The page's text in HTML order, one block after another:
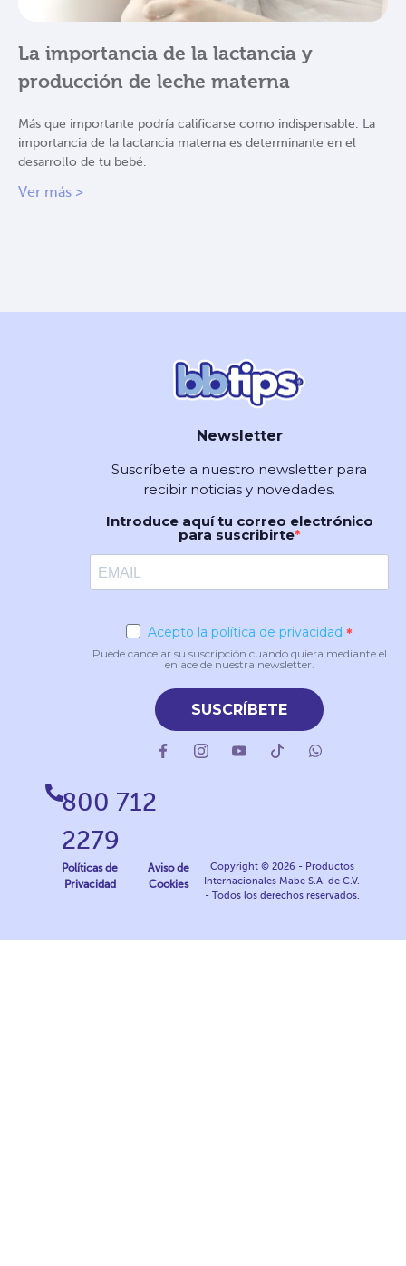
La importancia de la lactancia y
producción de leche materna
Más que importante podría calificarse como indispensable. La
importancia de la lactancia materna es determinante en el
desarrollo de tu bebé.
Ver más >
Newsletter
Suscríbete a nuestro newsletter para
recibir noticias y novedades.
Introduce aquí tu correo electrónico
para suscribirte
Acepto la política de privacidad
Puede cancelar su suscripción cuando quiera mediante el
enlace de nuestra newsletter.
SUSCRÍBETE
800 712
2279
Políticas de
Privacidad
Aviso de
Cookies
Copyright © 2026 - Productos
Internacionales Mabe S.A. de C.V.
- Todos los derechos reservados.